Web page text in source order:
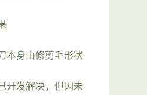
本身由修剪毛形状
开发解决，但因未